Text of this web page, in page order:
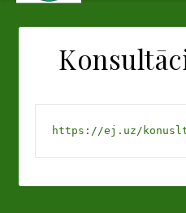
https://ej.uz/